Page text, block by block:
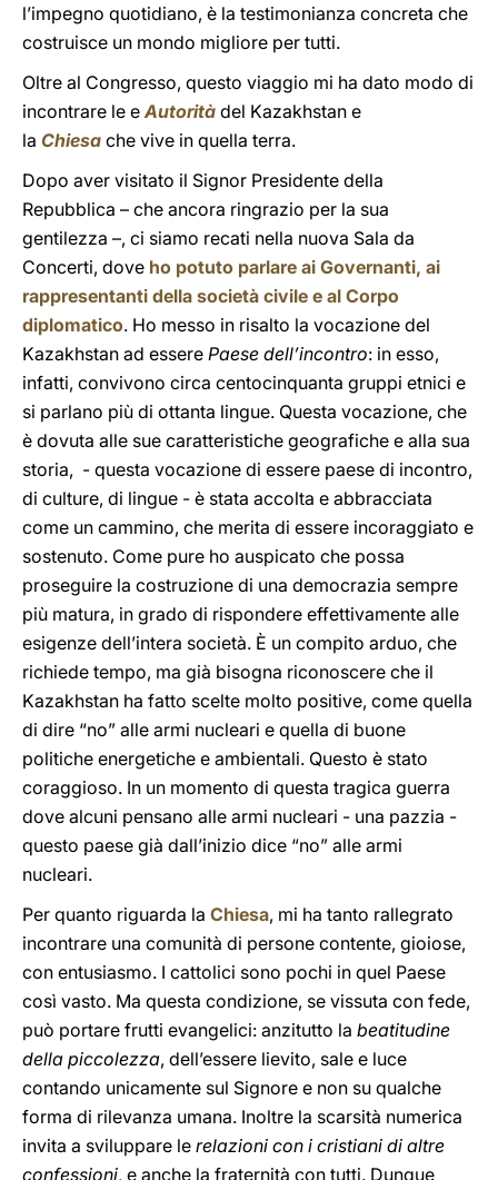
l’impegno quotidiano, è la testimonianza concreta che
costruisce un mondo migliore per tutti.
Oltre al Congresso, questo viaggio mi ha dato modo di
incontrare le eAutorità del Kazakhstan e
la Chiesa che vive in quella terra.
Dopo aver visitato il Signor Presidente della
Repubblica – che ancora ringrazio per la sua
gentilezza –, ci siamo recati nella nuova Sala da
Concerti, dove ho potuto parlare ai Governanti, ai
rappresentanti della società civile e al Corpo
diplomatico. Ho messo in risalto la vocazione del
Kazakhstan ad essere Paese dell’incontro: in esso,
infatti, convivono circa centocinquanta gruppi etnici e
si parlano più di ottanta lingue. Questa vocazione, che
è dovuta alle sue caratteristiche geografiche e alla sua
storia, - questa vocazione di essere paese di incontro,
di culture, di lingue - è stata accolta e abbracciata
come un cammino, che merita di essere incoraggiato e
sostenuto. Come pure ho auspicato che possa
proseguire la costruzione di una democrazia sempre
più matura, in grado di rispondere effettivamente alle
esigenze dell’intera società. È un compito arduo, che
richiede tempo, ma già bisogna riconoscere che il
Kazakhstan ha fatto scelte molto positive, come quella
di dire “no” alle armi nucleari e quella di buone
politiche energetiche e ambientali. Questo è stato
coraggioso. In un momento di questa tragica guerra
dove alcuni pensano alle armi nucleari - una pazzia -
questo paese già dall’inizio dice “no” alle armi
nucleari.
Per quanto riguarda la Chiesa, mi ha tanto rallegrato
incontrare una comunità di persone contente, gioiose,
con entusiasmo. I cattolici sono pochi in quel Paese
così vasto. Ma questa condizione, se vissuta con fede,
può portare frutti evangelici: anzitutto la beatitudine
della piccolezza, dell’essere lievito, sale e luce
contando unicamente sul Signore e non su qualche
forma di rilevanza umana. Inoltre la scarsità numerica
invita a sviluppare le relazioni con i cristiani di altre
confessioni, e anche la fraternità con tutti. Dunque